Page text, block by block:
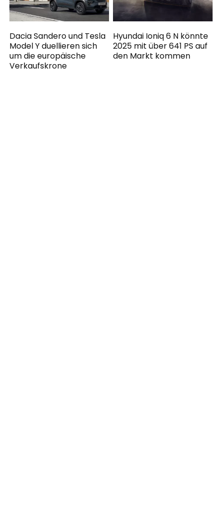
Dacia Sandero und Tesla
Model Y duellieren sich
um die europäische
Verkaufskrone
Hyundai Ioniq 6 N könnte
2025 mit über 641 PS auf
den Markt kommen